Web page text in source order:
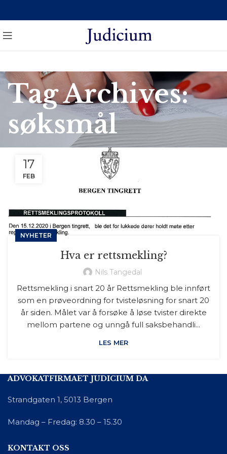
Tag Archives:
søksmål
17
FEB
NYHETER
Hva er rettsmekling?
Nils Tangedal
Rettsmekling i snart 20 år Rettsmekling ble innført
som en prøveordning for tvisteløsning for snart 20
år siden. Målet var å forsøke å løse tvister direkte
mellom partene og unngå full saksbehandli...
LES MER
ADVOKATFIRMAET JUDICIUM DA
Strandgaten 1, 5013 Bergen
Mandag – Fredag: 8.30 – 15.30
KONTAKT OSS